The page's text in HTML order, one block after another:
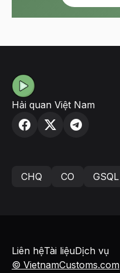
Hải quan Việt Nam
CHQ CO GSQL
© VietnamCustoms.com
Liên hệTài liệuDịch vụ